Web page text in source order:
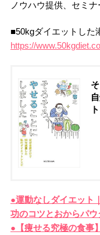
ノウハウ提供、セミ
■50kgダイエットした
https://
●運動なしダイエット
功のコツとおからパ
●【痩せる究極の食事